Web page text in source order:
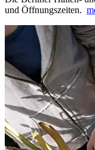
und Öffnungszeiten.